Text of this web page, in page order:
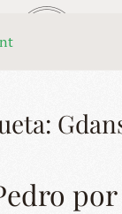
por